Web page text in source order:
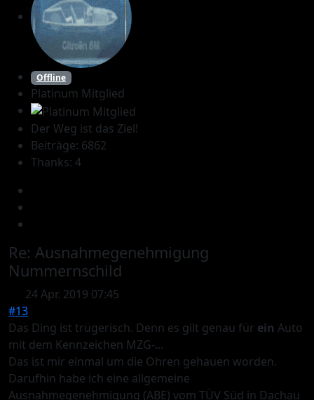
Offline
Platinum Mitglied
Der Weg ist das Ziel!
Beiträge: 6862
Thanks: 4
Re: Ausnahmegenehmigung
Nummernschild
24 Apr. 2019 07:45
#13
Das Ding ist trügerisch. Denn es gilt genau für ein Auto
mit dem Kennzeichen MZG-...
Das ist mir einmal um die Ohren gehauen worden.
Darufhin habe ich eine allgemeine
Ausnahmegenehmigung (ABE) vom TÜV Süd in Dachau